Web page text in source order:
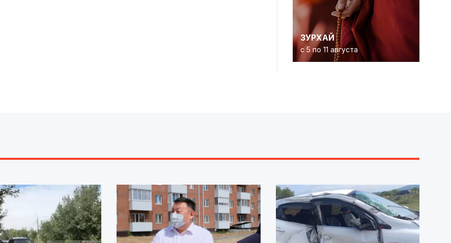
ЗУРХАЙ
с 5 по 11 августа